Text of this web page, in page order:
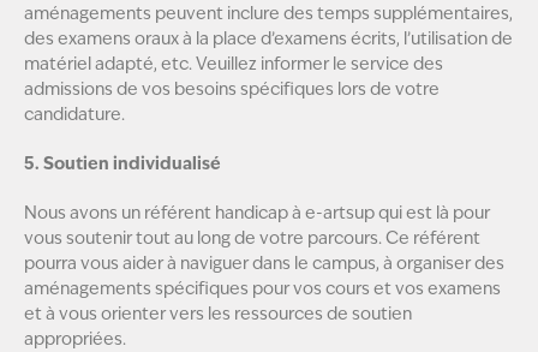
aménagements peuvent inclure des temps supplémentaires,
des examens oraux à la place d’examens écrits, l’utilisation de
matériel adapté, etc. Veuillez informer le service des
admissions de vos besoins spécifiques lors de votre
candidature.
5. Soutien individualisé
Nous avons un référent handicap à e-artsup qui est là pour
vous soutenir tout au long de votre parcours. Ce référent
pourra vous aider à naviguer dans le campus, à organiser des
aménagements spécifiques pour vos cours et vos examens
et à vous orienter vers les ressources de soutien
appropriées.